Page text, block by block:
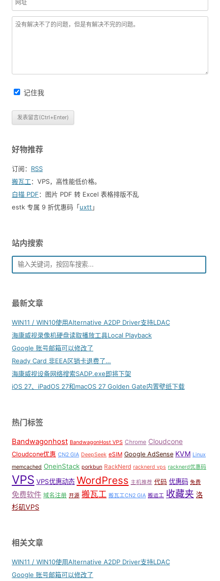
记住我
好物推荐
订阅： RSS
搬瓦工：VPS，高性能低价格。️
白描 PDF：图片 PDF 转 Excel 表格排版不乱
estk 专属 9 折优惠码「uxtt 」
站内搜索
最新文章
WIN11 / WIN10使用Alternative A2DP Driver支持LDAC
海康威视录像机硬盘读取播放工具Local Playback
Google 账号邮箱可以修改了
Ready Card 非EEA区销卡退费了…
海康威视设备网络搜索SADP.exe即将下架
iOS 27、iPadOS 27和macOS 27 Golden Gate内置壁纸下载
热门标签
Bandwagonhost BandwagonHost VPS Chrome Cloudcone
Cloudcone优惠 CN2 GIA DeepSeek eSIM Google AdSense KVM Linux
memcached OneinStack porkbun RackNerd racknerd vps racknerd优惠码
VPS VPS优惠动态 WordPress 主机推荐 代码 优惠码 免费
免费软件 域名注册 开源 搬瓦工 搬瓦工CN2 GIA 搬运工 收藏夹 洛
杉矶VPS
相关文章
WIN11 / WIN10使用Alternative A2DP Driver支持LDAC
Google 账号邮箱可以修改了